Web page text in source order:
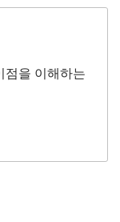
점을 이해하는